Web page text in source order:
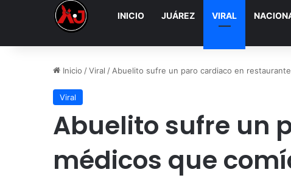
INICIO JUÁREZ VIRAL
Inicio /Viral / Abuelito sufre un paro cardiaco en
Viral
Abuelito sufre un
médicos que